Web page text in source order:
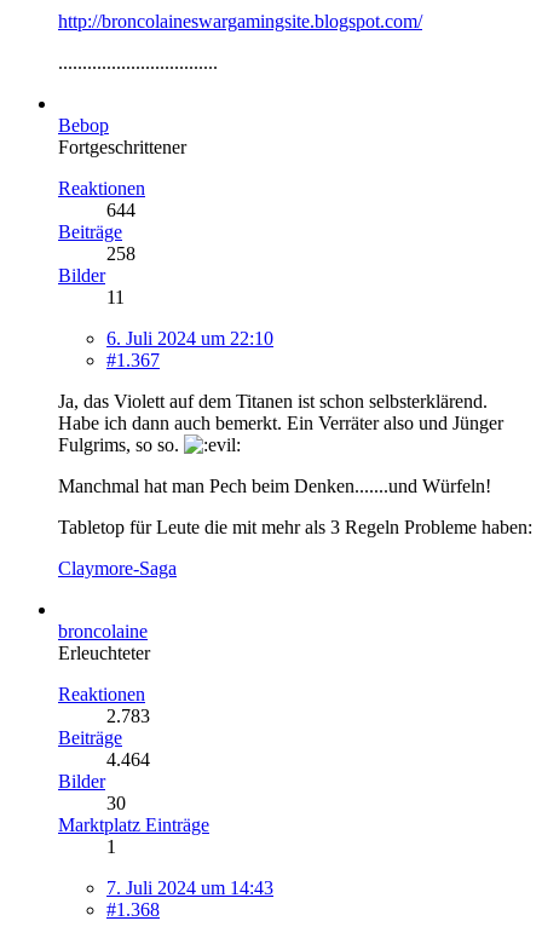
http://broncolaineswargamingsite.blogspot.com/
.................................
Bebop
Fortgeschrittener
Reaktionen
644
Beiträge
258
Bilder
11
6. Juli 2024 um 22:10
#1.367
Ja, das Violett auf dem Titanen ist schon selbsterklärend.
Habe ich dann auch bemerkt. Ein Verräter also und Jünger
Fulgrims, so so.
Manchmal hat man Pech beim Denken.......und Würfeln!
Tabletop für Leute die mit mehr als 3 Regeln Probleme haben:
Claymore-Saga
broncolaine
Erleuchteter
Reaktionen
2.783
Beiträge
4.464
Bilder
30
Marktplatz Einträge
1
7. Juli 2024 um 14:43
#1.368